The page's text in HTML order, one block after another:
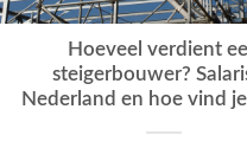
Hoeveel verdient
steigerbouwer?
Nederland en hoe vind